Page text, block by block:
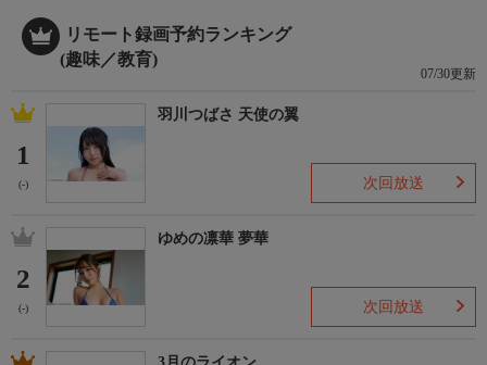
リモート録画予約ランキング
(趣味／教育)
07/30更新
1
(-)
羽川つばさ 天使の翼
次回放送
2
(-)
ゆめの凛華 夢華
次回放送